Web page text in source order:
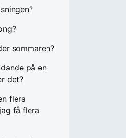
sommaren?
på en
det?
flera
få flera